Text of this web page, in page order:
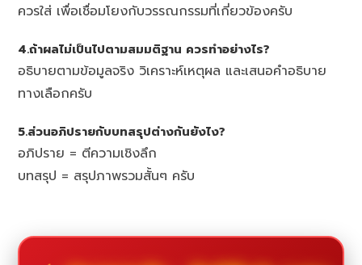
ควรใส่ เพื่อเชื่อมโยงกับวรรณกรรมที่เกี่ยวข้องครับ
4.ถ้าผลไม่เป็นไปตามสมมติฐาน ควรทำอย่างไร?
อธิบายตามข้อมูลจริง วิเคราะห์เหตุผล และเสนอคำอธิบาย
ทางเลือกครับ
5.ส่วนอภิปรายกับบทสรุปต่างกันยังไง?
อภิปราย = ตีความเชิงลึก
บทสรุป = สรุปภาพรวมสั้นๆ ครับ